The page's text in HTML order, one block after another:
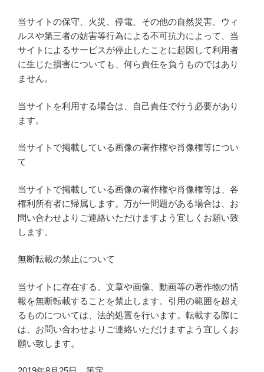
当サイトの保守、火災、停電、その他の自然災害、ウィ
ルスや第三者の妨害等行為による不可抗力によって、当
サイトによるサービスが停止したことに起因して利用者
に生じた損害についても、何ら責任を負うものではあり
ません。
当サイトを利用する場合は、自己責任で行う必要があり
ます。
当サイトで掲載している画像の著作権や肖像権等につい
て
当サイトで掲載している画像の著作権や肖像権等は、各
権利所有者に帰属します。万が一問題がある場合は、お
問い合わせよりご連絡いただけますよう宜しくお願い致
します。
無断転載の禁止について
当サイトに存在する、文章や画像、動画等の著作物の情
報を無断転載することを禁止します。引用の範囲を超え
るものについては、法的処置を行います。転載する際に
は、お問い合わせよりご連絡いただけますよう宜しくお
願い致します。